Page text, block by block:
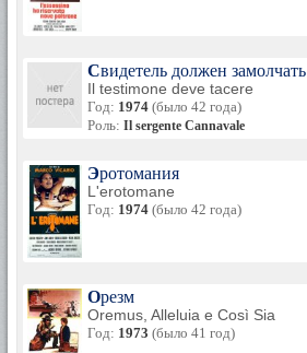
Свидетель должен замолчать
Il testimone deve tacere
Год: 1974 (было 42 года)
Роль: Il sergente Cannavale
Эротомания
L'erotomane
Год: 1974 (было 42 года)
Орезм
Oremus, Alleluia e Così Sia
Год: 1973 (было 41 год)